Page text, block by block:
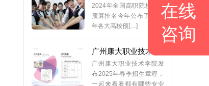
2024年全国高职院校年度
预算排名今年公布了2024
年各大高校预[…]
广州康大职业技术学院发
布2025年春季招生章程，
一起来看看都有哪些专业
在线
咨询